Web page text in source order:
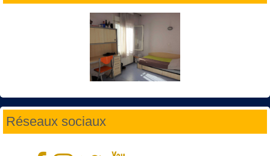
Réseaux sociaux